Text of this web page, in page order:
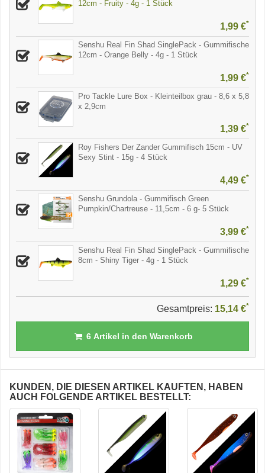
12cm - Fruity - 4g - 1 Stück
1,99 €*
Senshu Real Fin Shad SinglePack - Gummifische
12cm - Orange Belly - 4g - 1 Stück
1,99 €*
Pro Tackle Lure Box - Kleinteilbox grau - 8,6 x 5,8
x 2,9cm
1,39 €*
Roy Fishers Der Zander Gummifisch 15cm - UV
Sexy Stint - 15g - 4 Stück
4,49 €*
Senshu Grundola - Gummifisch Green
Pumpkin/Chartreuse - 11,5cm - 6 g- 5 Stück
3,99 €*
Senshu Real Fin Shad SinglePack - Gummifische
8cm - Shiny Tiger - 4g - 1 Stück
1,29 €*
Gesamtpreis: 15,14 €*
6Artikel in den Warenkorb
KUNDEN, DIE DIESEN ARTIKEL KAUFTEN, HABEN
AUCH FOLGENDE ARTIKEL BESTELLT: